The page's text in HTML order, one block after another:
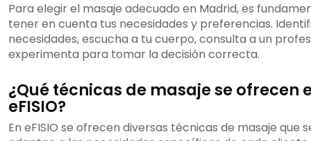
Para elegir el masaje adecuado en Madrid, es
tener en cuenta tus necesidades y preferencias.
necesidades, escucha a tu cuerpo, consulta a un
experimenta para tomar la decisión correcta.
¿Qué técnicas de masaje se ofrecen
eFISIO?
En eFISIO se ofrecen diversas técnicas de masaje que